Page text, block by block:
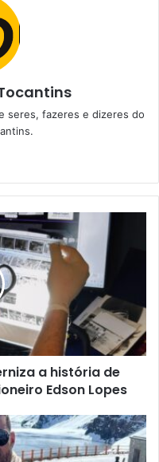
seres, fazeres e dizeres do
a história de
Edson Lopes